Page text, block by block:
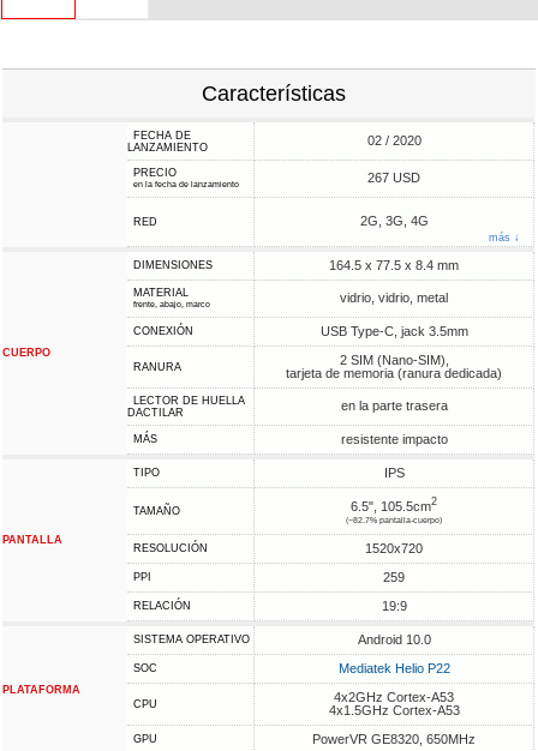
Características
FECHA DE
LANZAMIENTO
02 / 2020
PRECIO
en la fecha de lanzamiento 267 USD
RED 2G, 3G, 4G
más ↓
CUERPO
DIMENSIONES 164.5 x 77.5 x 8.4 mm
MATERIAL
frente, abajo, marco vidrio, vidrio, metal
CONEXIÓN USB Type-C, jack 3.5mm
RANURA
2 SIM (Nano-SIM),
tarjeta de memoria (ranura dedicada)
LECTOR DE HUELLA
DACTILAR
en la parte trasera
MÁS resistente impacto
PANTALLA
TIPO IPS
TAMAÑO 6.5", 105.5cm2
(~82.7% pantalla-cuerpo)
RESOLUCIÓN 1520x720
PPI 259
RELACIÓN 19:9
PLATAFORMA
SISTEMA OPERATIVO Android 10.0
SOC Mediatek Helio P22
CPU
4x2GHz Cortex-A53
4x1.5GHz Cortex-A53
GPU PowerVR GE8320, 650MHz